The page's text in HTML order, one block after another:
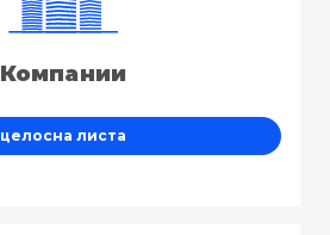
Компании
целосна листа